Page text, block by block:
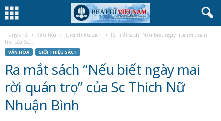
Trang chủ Văn hóa Giới thiệu sách
Ra mắt sách “Nếu biết ngày mai rời quán
trọ” của Sc...
VĂN HÓA GIỚI THIỆU SÁCH
Ra mắt sách “Nếu biết ngày mai
rời quán trọ” của Sc Thích Nữ
Nhuận Bình